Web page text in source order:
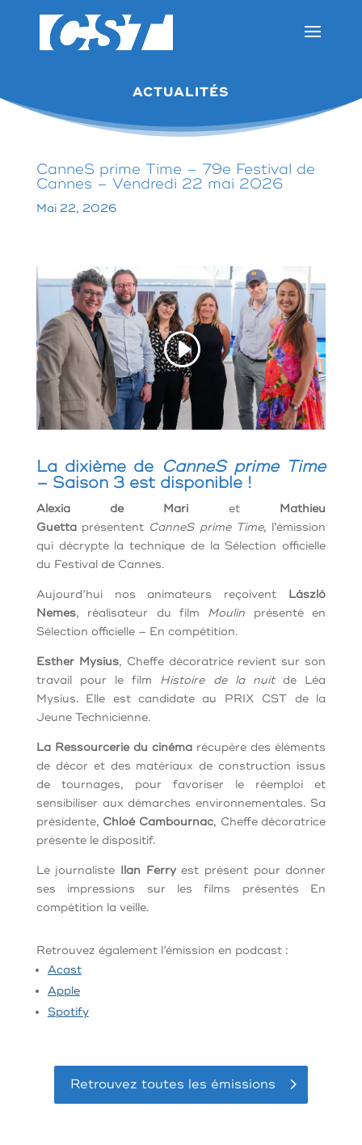
ACTUALITÉS
CanneS prime Time – 79e Festival de
Cannes – Vendredi 22 mai 2026
Mai 22, 2026
La dixième de CanneS prime Time
– Saison 3 est disponible !
Alexia de Mari et Mathieu
Guettaprésentent CanneS prime Time, l’émission
qui décrypte la technique de la Sélection officielle
du Festival de Cannes.
Aujourd’hui nos animateurs reçoivent László
Nemes, réalisateur du film Moulin présenté en
Sélection officielle – En compétition.
Esther Mysius, Cheffe décoratrice revient sur son
travail pour le film Histoire de la nuitde Léa
Mysius. Elle est candidate au PRIX CST de la
Jeune Technicienne.
La Ressourcerie du cinéma récupère des éléments
de décor et des matériaux de construction issus
de tournages, pour favoriser le réemploi et
sensibiliser aux démarches environnementales. Sa
présidente, Chloé Cambournac, Cheffe décoratrice
présente le dispositif.
Le journaliste Ilan Ferryest présent pour donner
ses impressions sur les films présentés En
compétition la veille.
Retrouvez également l’émission en podcast :
Acast
Apple
Spotify
Retrouvez toutes les émissions